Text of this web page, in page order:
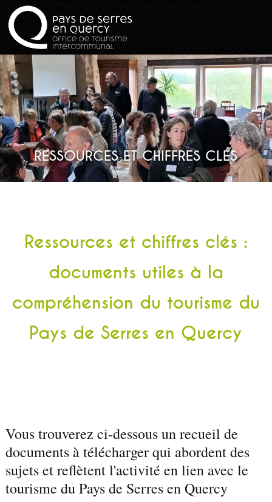
RESSOURCES ET CHIFFRES CLÉS
Ressources et chiffres clés :
documents utiles à la
compréhension du tourisme du
Pays de Serres en Quercy
Vous trouverez ci-dessous un recueil de
documents à télécharger qui abordent des
sujets et reflètent l'activité en lien avec le
tourisme du Pays de Serres en Quercy